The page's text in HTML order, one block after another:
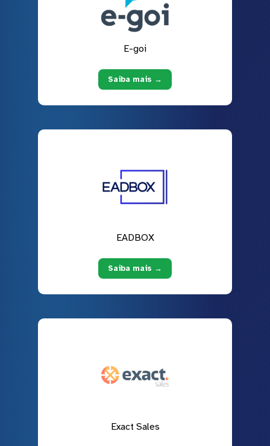
E-goi
Saiba mais →
EADBOX
Saiba mais →
Exact Sales